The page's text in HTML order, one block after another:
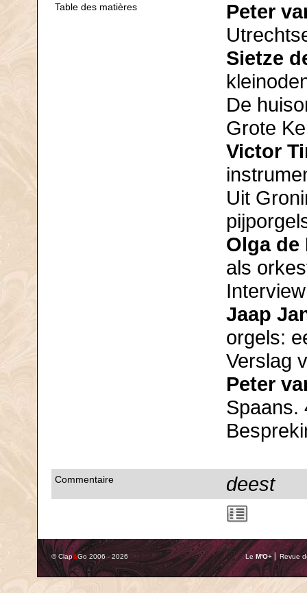
Table des matières
Peter
Sietze
De
Grote
Victor
Uit
Olga
als
Jaap
orgels:
Verslag
Peter
Spaans.
Commentaire deest
© Clap&Go 2006 - 2026 Le M'O+ ⎢ Revue